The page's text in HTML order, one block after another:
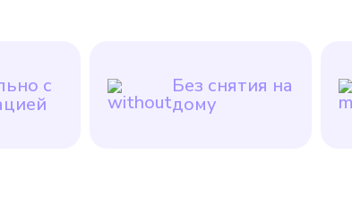
с Без снятия на
дому